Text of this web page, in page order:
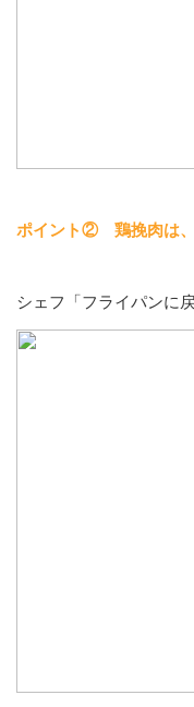
ポイント② 鶏挽肉は
シェフ「フライパンに